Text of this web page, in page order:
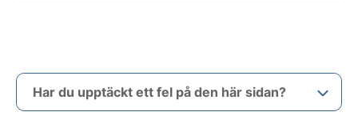
Har du upptäckt ett fel på den här sidan?